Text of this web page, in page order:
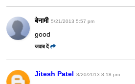
बेनामी 5/21/2013 5:57 pm
good
जवाब दें
Jitesh Patel 8/20/2013 8:18 pm